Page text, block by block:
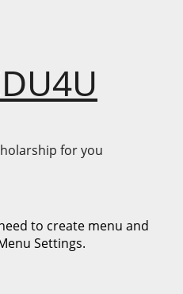
for you
to create menu and
Settings.